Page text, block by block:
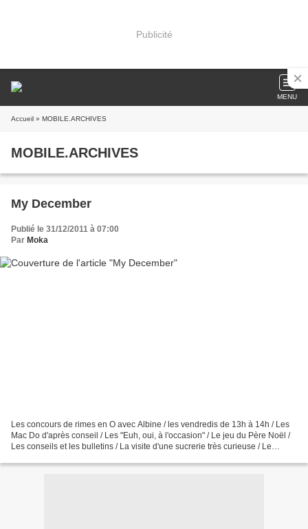
Publicité
MENU
Accueil » MOBILE.ARCHIVES
MOBILE.ARCHIVES
My December
Publié le 31/12/2011 à 07:00
Par Moka
Les concours de rimes en O avec Albine / les vendredis de 13h à 14h / Les
Mac Do d'après conseil / Les "Euh, oui, à l'occasion" / Le jeu du Père Noël /
Les conseils et les bulletins / La visite d'une sucrerie très curieuse / Le